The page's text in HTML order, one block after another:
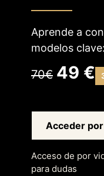
Aprende a
modelos
70€ 49 €
Acceder
Acceso de por
para dudas